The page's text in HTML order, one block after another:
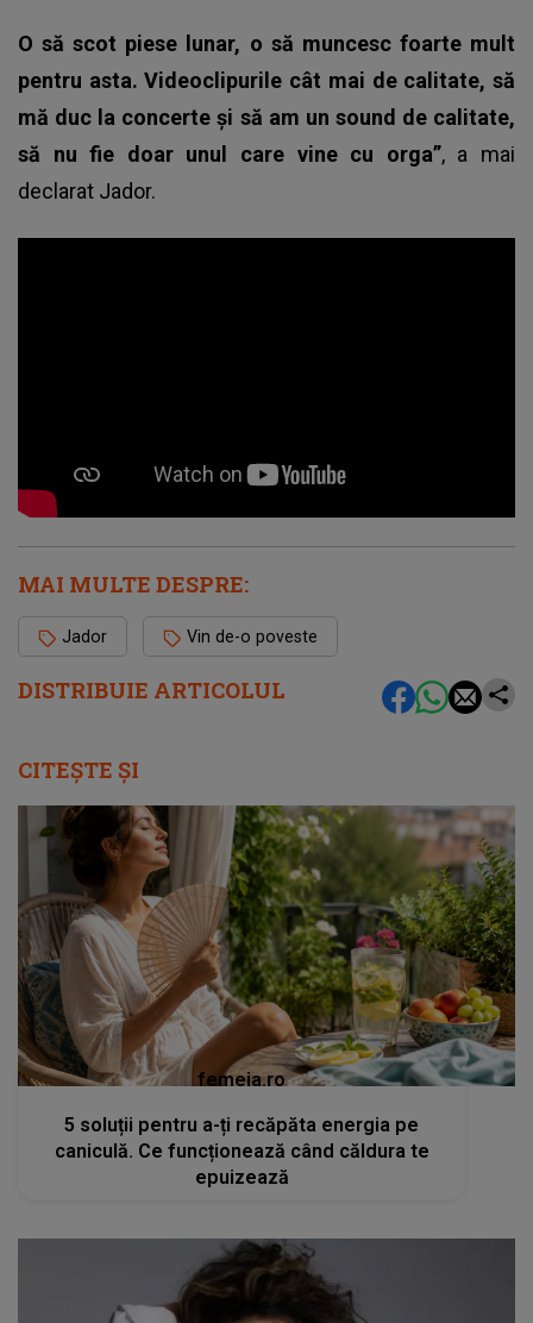
DISTRIBUIE ARTICOLUL
O să scot piese lunar, o să muncesc foarte mult
pentru asta. Videoclipurile cât mai de calitate, să
mă duc la concerte și să am un sound de calitate,
să nu fie doar unul care vine cu orga”, a mai
declarat Jador.
MAI MULTE DESPRE:
Jador Vin de-o poveste
CITEȘTE ȘI
femeia.ro
5 soluții pentru a-ți recăpăta energia pe
caniculă. Ce funcționează când căldura te
epuizează